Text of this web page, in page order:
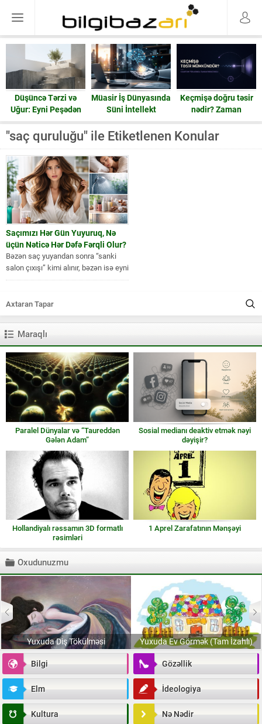
Düşüncə Tərzi və
Uğur: Eyni Peşədən
Fərqli Nəticələrə
Gedən Yol
Müasir İş Dünyasında
Süni İntellekt
Keçmişə doğru təsir
nədir? Zaman
həqiqətən geri işləyə
bilərmi?
"saç quruluğu" ile Etiketlenen Konular
Saçımızı Hər Gün Yuyuruq, Nə
üçün Nəticə Hər Dəfə Fərqli Olur?
Bəzən saç yuyandan sonra “sanki
salon çıxışı” kimi alınır, bəzən isə eyni
rutinlə belə sönük,...
Maraqlı
Paralel Dünyalar və “Taureddən
Gələn Adam”
Sosial medianı deaktiv etmək nəyi
dəyişir?
Hollandiyalı rəssamın 3D formatlı
rəsimləri
1 Aprel Zarafatının Mənşəyi
Oxudunuzmu
Yuxuda Diş Tökülməsi Yuxuda Ev Görmək (Tam İzahlı)
Bilgi Gözəllik
Elm İdeologiya
Kultura Nə Nədir